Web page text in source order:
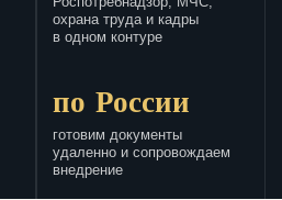
охрана труда и кадры
в одном контуре
по России
готовим документы
удаленно и сопровождаем
внедрение